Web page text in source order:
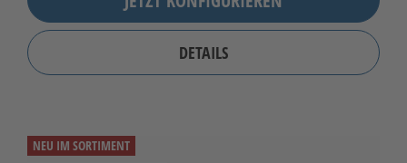
DETAILS
NEU IM SORTIMENT